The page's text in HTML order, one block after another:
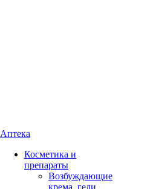
Аптека
Косметика и
препараты
Возбуждающие
крема, гели